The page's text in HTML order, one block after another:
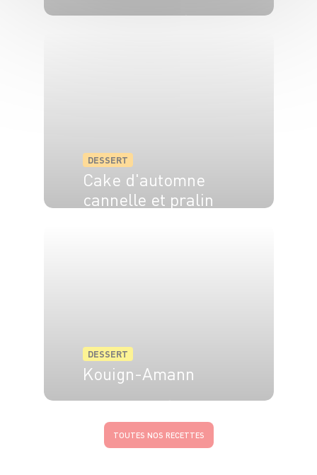
DESSERT
Cake d'automne
cannelle et pralin
DESSERT
Kouign-Amann
TOUTES NOS RECETTES